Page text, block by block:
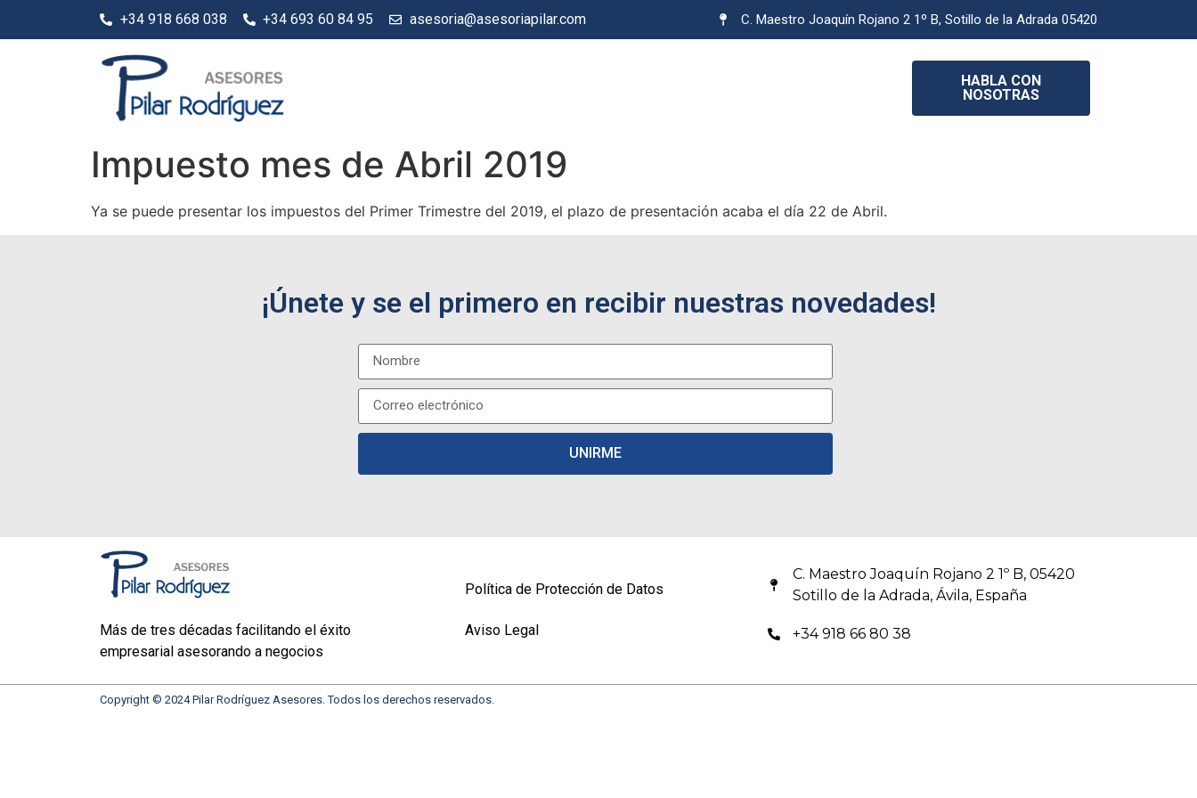
+34 918 668 038 +34 693 60 84 95 asesoria@asesoriapilar.com C. Maestro Joaquín Rojano 2 1º B, Sotillo de la Adrada 05420
HABLA CON
NOSOTRAS
Impuesto mes de Abril 2019
Ya se puede presentar los impuestos del Primer Trimestre del 2019, el plazo de presentación acaba el día 22 de Abril.
¡Únete y se el primero en recibir nuestras novedades!
UNIRME
Más de tres décadas facilitando el éxito
empresarial asesorando a negocios
Política de Protección de Datos
Aviso Legal
C. Maestro Joaquín Rojano 2 1º B, 05420
Sotillo de la Adrada, Ávila, España
+34 918 66 80 38
Copyright © 2024 Pilar Rodríguez Asesores. Todos los derechos reservados.